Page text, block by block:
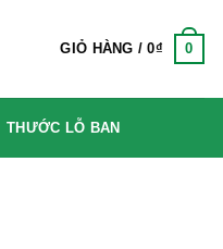
GIỎ HÀNG /0₫ 0
THƯỚC LỖ BAN